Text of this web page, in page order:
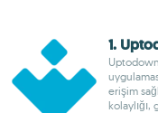
1.
erişim